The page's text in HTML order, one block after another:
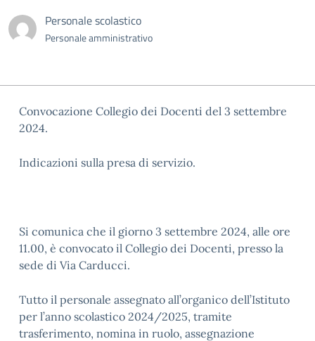
Personale scolastico
Personale amministrativo
Convocazione Collegio dei Docenti del 3 settembre
2024.
Indicazioni sulla presa di servizio.
Si comunica che il giorno 3 settembre 2024, alle ore
11.00, è convocato il Collegio dei Docenti, presso la
sede di Via Carducci.
Tutto il personale assegnato all’organico dell’Istituto
per l’anno scolastico 2024/2025, tramite
trasferimento, nomina in ruolo, assegnazione